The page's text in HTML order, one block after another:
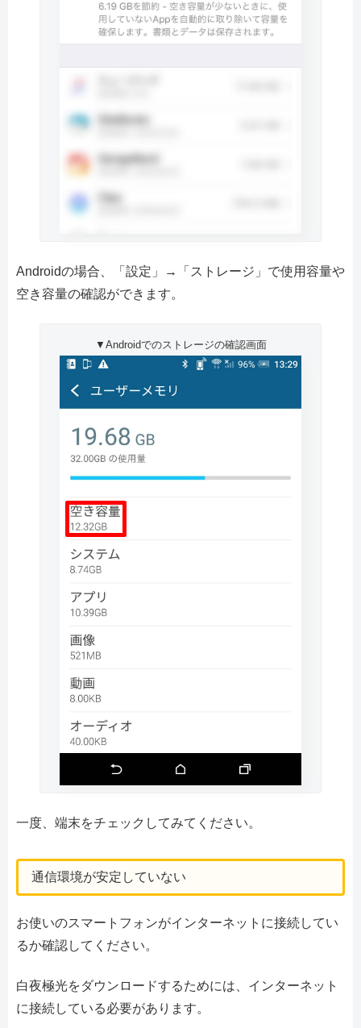
Androidの場合、「設定」→「ストレージ」で使用容量や
空き容量の確認ができます。
▼Androidでのストレージの確認画面
一度、端末をチェックしてみてください。
通信環境が安定していない
お使いのスマートフォンがインターネットに接続してい
るか確認してください。
白夜極光をダウンロードするためには、インターネット
に接続している必要があります。